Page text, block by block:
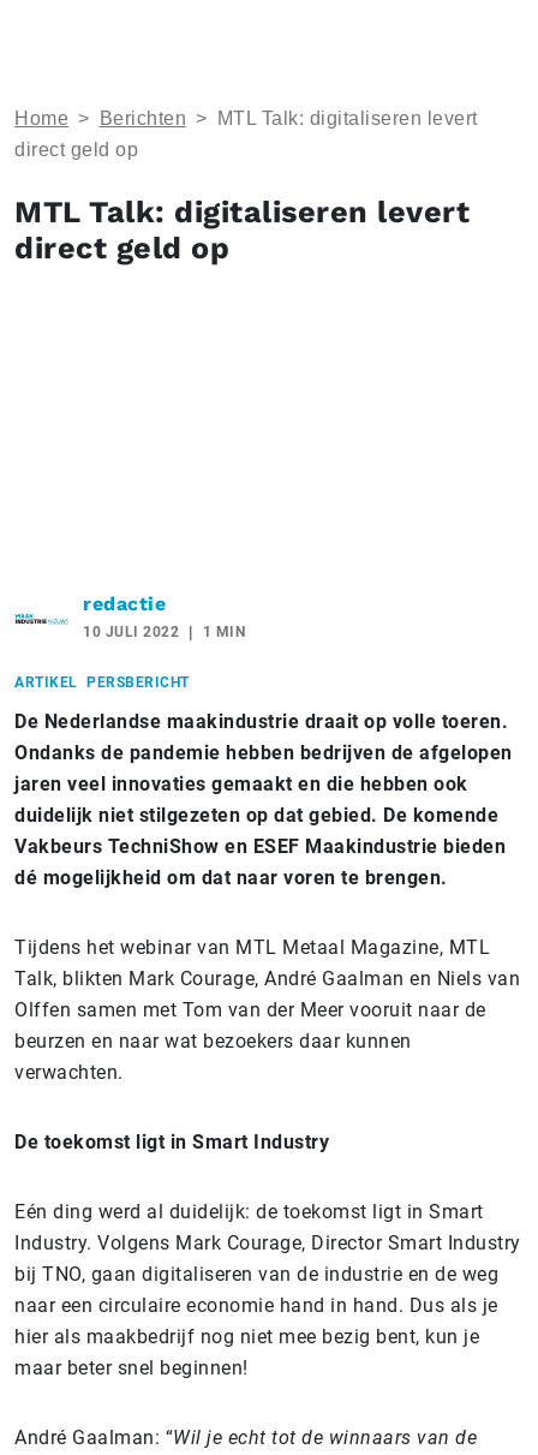
Home > Berichten >
MTL Talk: digitaliseren levert
direct geld op
MTL Talk: digitaliseren levert
direct geld op
redactie
10 JULI 2022 1 MIN
ARTIKEL PERSBERICHT
De Nederlandse maakindustrie draait op volle toeren.
Ondanks de pandemie hebben bedrijven de afgelopen
jaren veel innovaties gemaakt en die hebben ook
duidelijk niet stilgezeten op dat gebied. De komende
Vakbeurs TechniShow en ESEF Maakindustrie bieden
dé mogelijkheid om dat naar voren te brengen.
Tijdens het webinar van MTL Metaal Magazine, MTL
Talk, blikten Mark Courage, André Gaalman en Niels van
Olffen samen met Tom van der Meer vooruit naar de
beurzen en naar wat bezoekers daar kunnen
verwachten.
De toekomst ligt in Smart Industry
Eén ding werd al duidelijk: de toekomst ligt in Smart
Industry. Volgens Mark Courage, Director Smart Industry
bij TNO, gaan digitaliseren van de industrie en de weg
naar een circulaire economie hand in hand. Dus als je
hier als maakbedrijf nog niet mee bezig bent, kun je
maar beter snel beginnen!
André Gaalman: “Wil je echt tot de winnaars van de